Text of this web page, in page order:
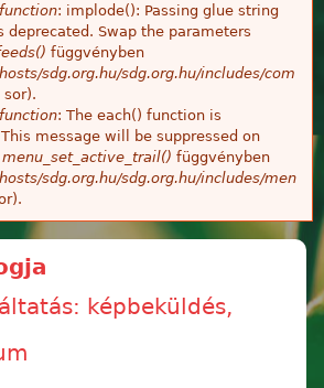
: implode(): Passing glue string
deprecated. Swap the parameters
függvényben
sdg.org.hu/sdg.org.hu/includes/com
sor).
: The each() function is
message will be suppressed on
menu_set_active_trail() függvényben
sdg.org.hu/sdg.org.hu/includes/men
képbeküldés,